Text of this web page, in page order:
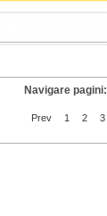
Navigare pagini:
Prev 1 2 3